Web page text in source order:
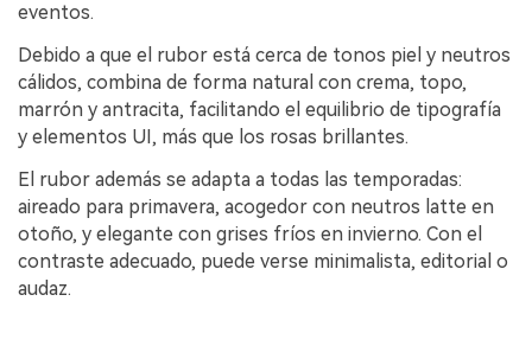
eventos.
Debido a que el rubor está cerca de tonos piel y neutros
cálidos, combina de forma natural con crema, topo,
marrón y antracita, facilitando el equilibrio de tipografía
y elementos UI, más que los rosas brillantes.
El rubor además se adapta a todas las temporadas:
aireado para primavera, acogedor con neutros latte en
otoño, y elegante con grises fríos en invierno. Con el
contraste adecuado, puede verse minimalista, editorial o
audaz.